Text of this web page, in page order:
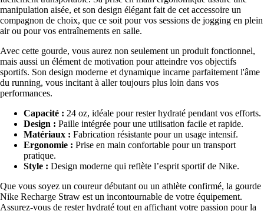
manipulation aisée, et son design élégant fait de cet accessoire un
compagnon de choix, que ce soit pour vos sessions de jogging en plein
air ou pour vos entraînements en salle.
Avec cette gourde, vous aurez non seulement un produit fonctionnel,
mais aussi un élément de motivation pour atteindre vos objectifs
sportifs. Son design moderne et dynamique incarne parfaitement l'âme
du running, vous incitant à aller toujours plus loin dans vos
performances.
Capacité : 24 oz, idéale pour rester hydraté pendant vos efforts.
Design : Paille intégrée pour une utilisation facile et rapide.
Matériaux : Fabrication résistante pour un usage intensif.
Ergonomie : Prise en main confortable pour un transport
pratique.
Style : Design moderne qui reflète l’esprit sportif de Nike.
Que vous soyez un coureur débutant ou un athlète confirmé, la gourde
Nike Recharge Straw est un incontournable de votre équipement.
Assurez-vous de rester hydraté tout en affichant votre passion pour la